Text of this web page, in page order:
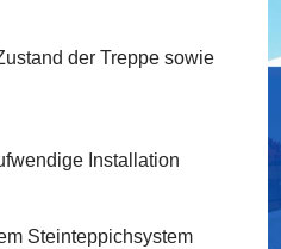
der Treppe sowie
Installation
Steinteppichsystem